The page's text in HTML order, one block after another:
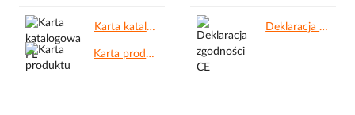
Karta katalogowa PL.pdf
Karta produktu.pdf
Deklaracja zgodności CE.pdf